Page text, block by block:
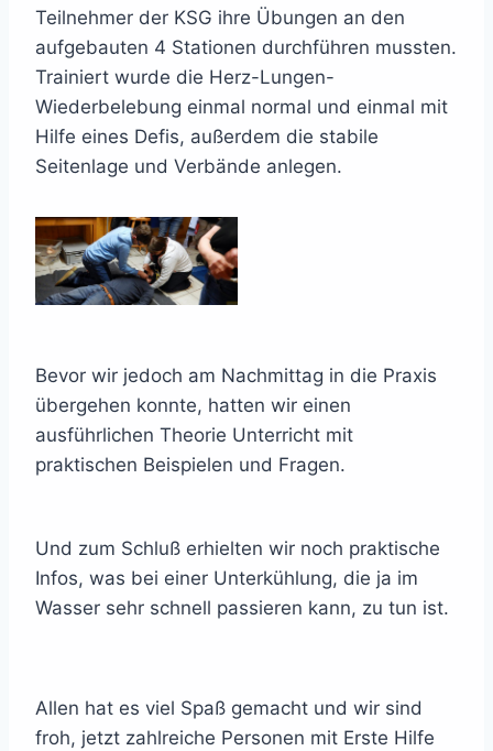
Teilnehmer der KSG ihre Übungen an den
aufgebauten 4 Stationen durchführen mussten.
Trainiert wurde die Herz-Lungen-
Wiederbelebung einmal normal und einmal mit
Hilfe eines Defis, außerdem die stabile
Seitenlage und Verbände anlegen.
Bevor wir jedoch am Nachmittag in die Praxis
übergehen konnte, hatten wir einen
ausführlichen Theorie Unterricht mit
praktischen Beispielen und Fragen.
Und zum Schluß erhielten wir noch praktische
Infos, was bei einer Unterkühlung, die ja im
Wasser sehr schnell passieren kann, zu tun ist.
Allen hat es viel Spaß gemacht und wir sind
froh, jetzt zahlreiche Personen mit Erste Hilfe